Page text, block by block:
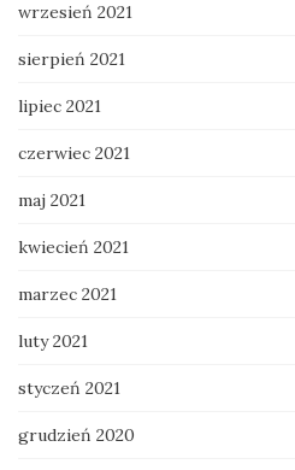
wrzesień 2021
sierpień 2021
lipiec 2021
czerwiec 2021
maj 2021
kwiecień 2021
marzec 2021
luty 2021
styczeń 2021
grudzień 2020